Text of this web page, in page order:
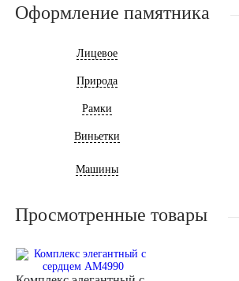
Оформление памятника
Лицевое
Природа
Рамки
Виньетки
Машины
Просмотренные товары